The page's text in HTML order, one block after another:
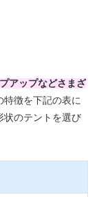
アップなどさまざ
特徴を下記の表に
状のテントを選び